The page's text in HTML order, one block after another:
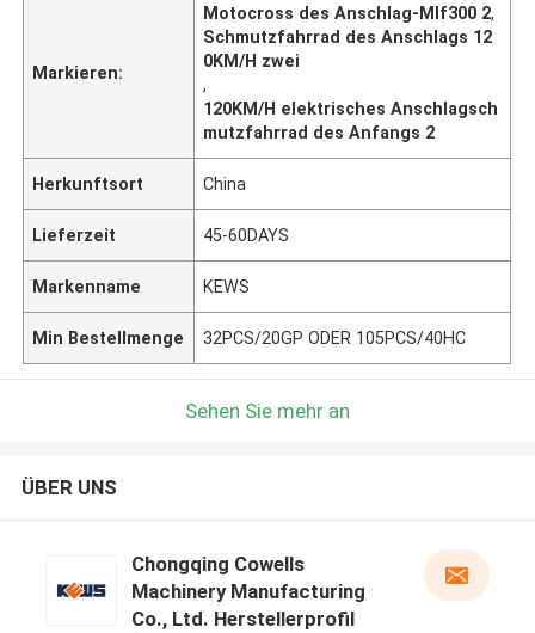
Markieren:
Motocross des Anschlag-Mlf300 2,
Schmutzfahrrad des Anschlags 12
0KM/H zwei
,
120KM/H elektrisches Anschlagsch
mutzfahrrad des Anfangs 2
Herkunftsort China
Lieferzeit 45-60DAYS
Markenname KEWS
Min Bestellmenge 32PCS/20GP ODER 105PCS/40HC
Sehen Sie mehr an
ÜBER UNS
Chongqing Cowells
Machinery Manufacturing
Co., Ltd. Herstellerprofil